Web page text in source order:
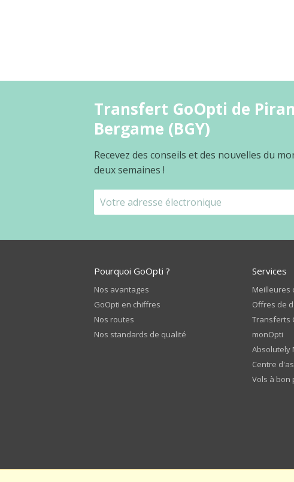
Transfert GoOpti de
Bergame (BGY)
Recevez des conseils et des nouvelles du
deux semaines !
Pourquoi GoOpti ?
Nos avantages
GoOpti en chiffres
Nos routes
Nos standards de qualité
Services
Meilleures
Offres de
Transferts
monOpti
Absolutely
Centre
Vols à bon